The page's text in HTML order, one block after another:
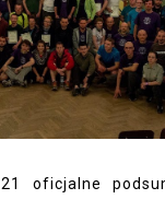
oficjalne